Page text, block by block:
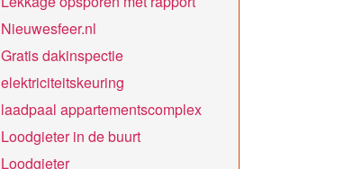
Nieuwesfeer.nl
Gratis dakinspectie
elektriciteitskeuring
laadpaal appartementscomplex
Loodgieter in de buurt
Loodgieter